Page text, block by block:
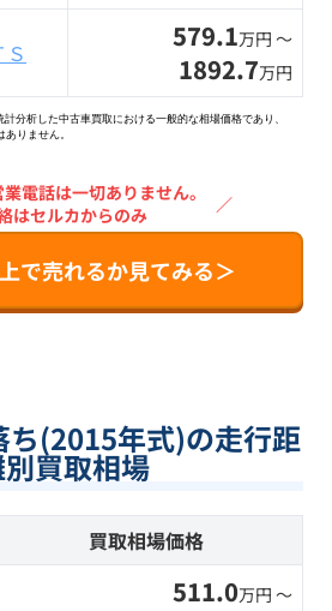
579.1万円 〜
1892.7万円
分析した中古車買取における一般的な相場価格であり、
りません。
電話は一切ありません。
はセルカからのみ
／
で売れるか見てみる＞
ち(2015年式)の走行距
買取相場
買取相場価格
511.0万円 〜